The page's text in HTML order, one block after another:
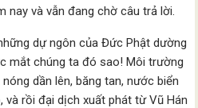
nay và vẫn đang chờ câu trả lời.
dự ngôn của Đức Phật dường
mắt chúng ta đó sao! Môi trường
dần lên, băng tan, nước biển
và rồi đại dịch xuất phát từ Vũ Hán